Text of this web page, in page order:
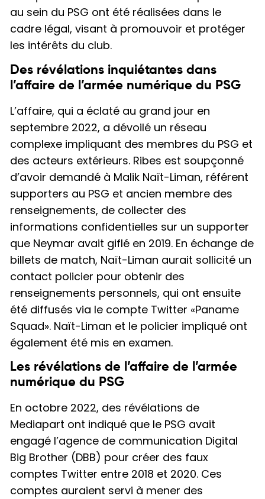
au sein du PSG ont été réalisées dans le
cadre légal, visant à promouvoir et protéger
les intérêts du club.
Des révélations inquiétantes dans
l’affaire de l’armée numérique du PSG
L’affaire, qui a éclaté au grand jour en
septembre 2022, a dévoilé un réseau
complexe impliquant des membres du PSG et
des acteurs extérieurs. Ribes est soupçonné
d’avoir demandé à Malik Naït-Liman, référent
supporters au PSG et ancien membre des
renseignements, de collecter des
informations confidentielles sur un supporter
que Neymar avait giflé en 2019. En échange de
billets de match, Naït-Liman aurait sollicité un
contact policier pour obtenir des
renseignements personnels, qui ont ensuite
été diffusés via le compte Twitter «Paname
Squad». Naït-Liman et le policier impliqué ont
également été mis en examen.
Les révélations de l’affaire de l’armée
numérique du PSG
En octobre 2022, des révélations de
Mediapart ont indiqué que le PSG avait
engagé l’agence de communication Digital
Big Brother (DBB) pour créer des faux
comptes Twitter entre 2018 et 2020. Ces
comptes auraient servi à mener des